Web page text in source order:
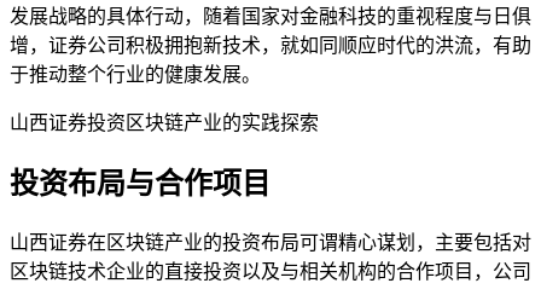
发展战略的具体行动，随着国家对金融科技的重视程度与日俱
增，证券公司积极拥抱新技术，就如同顺应时代的洪流，有助
于推动整个行业的健康发展。
山西证券投资区块链产业的实践探索
投资布局与合作项目
山西证券在区块链产业的投资布局可谓精心谋划，主要包括对
区块链技术企业的直接投资以及与相关机构的合作项目，公司